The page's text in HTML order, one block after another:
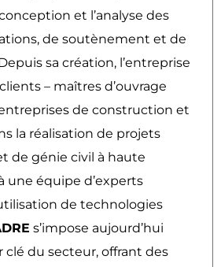
et l’analyse des
de soutènement et de
sa création, l’entreprise
– maîtres d’ouvrage
de construction et
la réalisation de projets
de génie civil à haute
une équipe d’experts
de technologies
s’impose aujourd’hui
du secteur, offrant des